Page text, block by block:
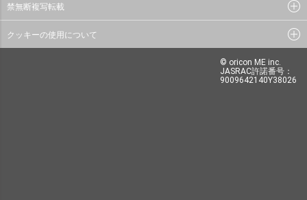
禁無断複写転載
クッキーの使用について
© oricon ME inc.
JASRAC許諾番号：
9009642140Y38026